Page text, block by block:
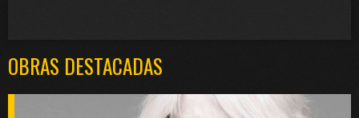
OBRAS DESTACADAS